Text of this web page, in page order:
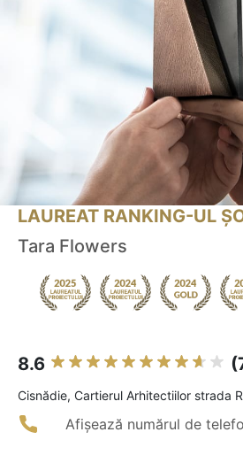
LAUREAT RANKING-UL
Tara Flowers
8.6
Cisnădie, Cartierul Arhitectiilor strada
Afișează numărul de